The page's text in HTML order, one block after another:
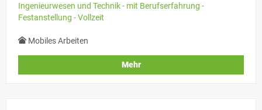
Ingenieurwesen und Technik - mit Berufserfahrung -
Festanstellung - Vollzeit
Mobiles Arbeiten
Mehr